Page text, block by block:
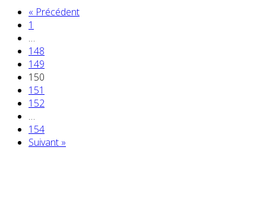
« Précédent
1
…
148
149
150
151
152
…
154
Suivant »